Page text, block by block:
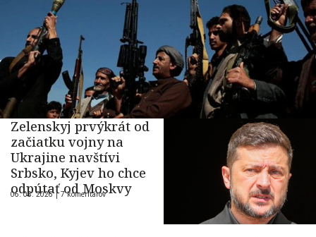
Zelenskyj prvýkrát od
začiatku vojny na
Ukrajine navštívi
Srbsko, Kyjev ho chce
odpútať od Moskvy
06. 08. 2026 |7 komentárov